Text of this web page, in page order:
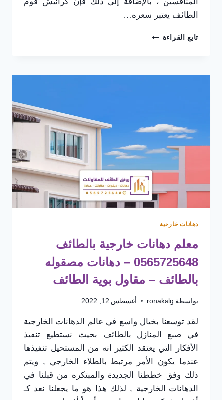
المنافسين ، بالإضافة إلى ذلك فإن كرانيش فوم
الطائف يعتبر سعره…
تابع القراءة تركيب
0565725648
اسعار
الجبس
الطائف
دهانات خارجية
معلم دهانات خارجية بالطائف
0565725648 – دهانات مصقوله
بالطائف – مقاول بوية الطائف
بواسطة ronakalg أغسطس 12, 2022
لقد توسعنا بخيال واسع في عالم الدهانات الخارجية
في صبغ المنازل بالطائف بحيث نستطيع تنفيذ
الأفكار التي يعتقد الكثير انه من المستحيل تنفيذها
عندما يكون الأمر مرتبط بالطلاء الخارجي , ويتم
ذلك وفق خططنا الجديدة والمبتكره من قبلنا في
الدهانات الخارجية , لذلك هذا هو ما يجعلنا نعد كـ